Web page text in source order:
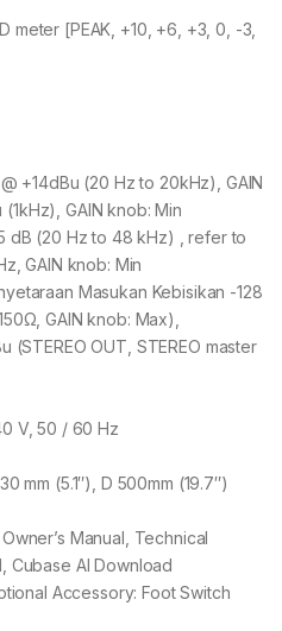
meter [PEAK, +10, +6, +3, 0, -3,
+14dBu (20 Hz to 20kHz), GAIN
GAIN knob: Min
dB (20 Hz to 48 kHz) , refer to
GAIN knob: Min
Masukan Kebisikan -128
GAIN knob: Max),
(STEREO OUT, STEREO master
V, 50 / 60 Hz
mm (5.1″), D 500mm (19.7″)
Manual, Technical
Cubase AI Download
Accessory: Foot Switch